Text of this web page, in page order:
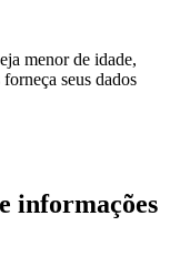
menor de idade,
seus dados
informações